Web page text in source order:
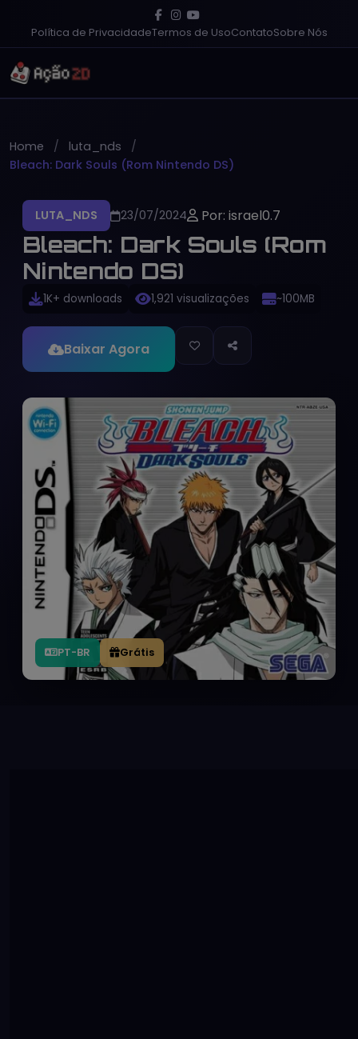
Política de PrivacidadeTermos de UsoContatoSobre Nós
Home
luta_nds
Bleach: Dark Souls (Rom Nintendo DS)
LUTA_NDS 23/07/2024 Por: israel0.7
Bleach: Dark Souls (Rom
Nintendo DS)
1K+ downloads 1,921 visualizações ~100MB
Baixar Agora
PT-BR Grátis